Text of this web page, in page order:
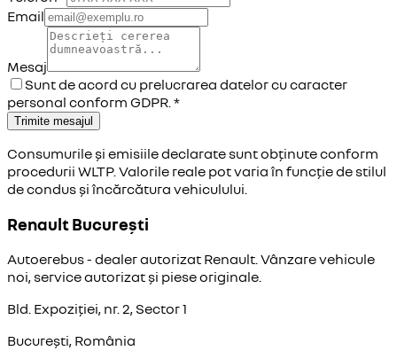
Email
Mesaj
Sunt de acord cu prelucrarea datelor cu caracter
personal conform GDPR. *
Trimite mesajul
Consumurile și emisiile declarate sunt obținute conform
procedurii WLTP. Valorile reale pot varia în funcție de stilul
de condus și încărcătura vehiculului.
Renault București
Autoerebus - dealer autorizat Renault. Vânzare vehicule
noi, service autorizat și piese originale.
Bld. Expoziției, nr. 2, Sector 1
București, România